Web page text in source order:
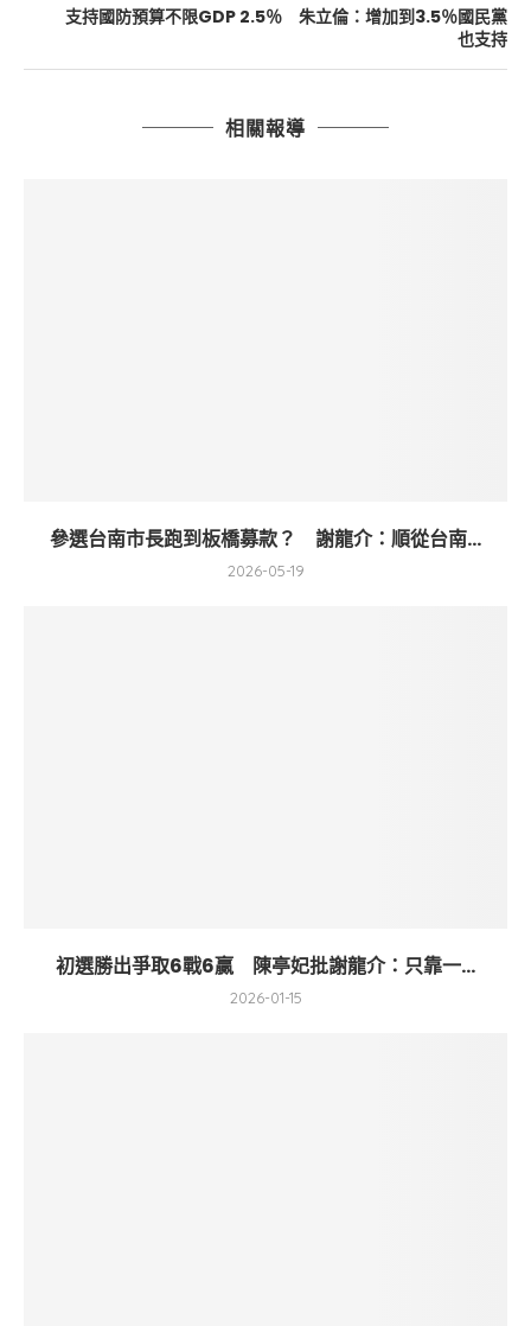
支持國防預算不限GDP 2.5％ 朱立倫：增加到3.5％國民黨
也支持
相關報導
參選台南市長跑到板橋募款？ 謝龍介：順從台南...
2026-05-19
初選勝出爭取6戰6贏 陳亭妃批謝龍介：只靠一...
2026-01-15